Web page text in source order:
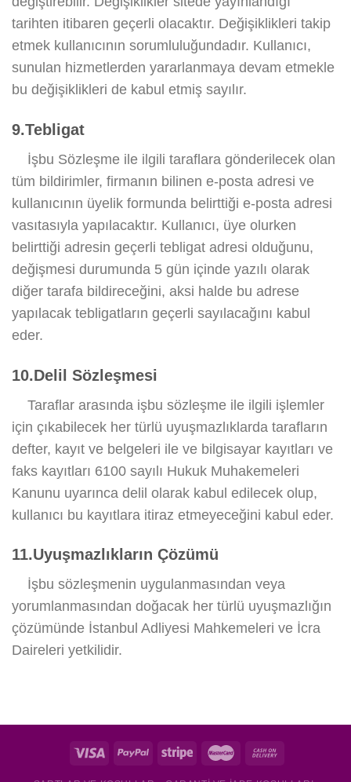
tarihten itibaren geçerli olacaktır. Değişiklikleri takip
etmek kullanıcının sorumluluğundadır. Kullanıcı,
sunulan hizmetlerden yararlanmaya devam etmekle
bu değişiklikleri de kabul etmiş sayılır.
9.Tebligat
İşbu Sözleşme ile ilgili taraflara gönderilecek olan
tüm bildirimler, firmanın bilinen e-posta adresi ve
kullanıcının üyelik formunda belirttiği e-posta adresi
vasıtasıyla yapılacaktır. Kullanıcı, üye olurken
belirttiği adresin geçerli tebligat adresi olduğunu,
değişmesi durumunda 5 gün içinde yazılı olarak
diğer tarafa bildireceğini, aksi halde bu adrese
yapılacak tebligatların geçerli sayılacağını kabul
eder.
10.Delil Sözleşmesi
Taraflar arasında işbu sözleşme ile ilgili işlemler
için çıkabilecek her türlü uyuşmazlıklarda tarafların
defter, kayıt ve belgeleri ile ve bilgisayar kayıtları ve
faks kayıtları 6100 sayılı Hukuk Muhakemeleri
Kanunu uyarınca delil olarak kabul edilecek olup,
kullanıcı bu kayıtlara itiraz etmeyeceğini kabul eder.
11.Uyuşmazlıkların Çözümü
İşbu sözleşmenin uygulanmasından veya
yorumlanmasından doğacak her türlü uyuşmazlığın
çözümünde İstanbul Adliyesi Mahkemeleri ve İcra
Daireleri yetkilidir.